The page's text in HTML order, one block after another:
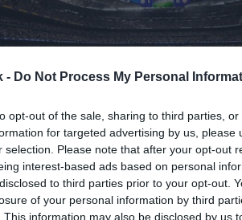
- Do Not Process My Personal
opt-out of the sale, sharing to third parties,
for targeted advertising by us, please
selection. Please note that after your opt-out
interest-based ads based on personal
to third parties prior to your opt-out.
of your personal information by third
This information may also be disclosed by us
7 de noviembre
Guardar